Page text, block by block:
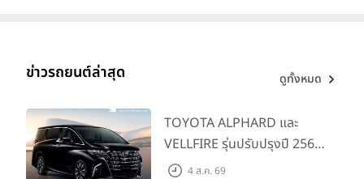
ข่าวรถยนต์ล่าสุด ดูทั้งหมด
TOYOTA ALPHARD และ
VELLFIRE รุ่นปรับปรุงปี 2569
พร้อมรุ่นย่อยใหม่ HEV
4 ส.ค. 69